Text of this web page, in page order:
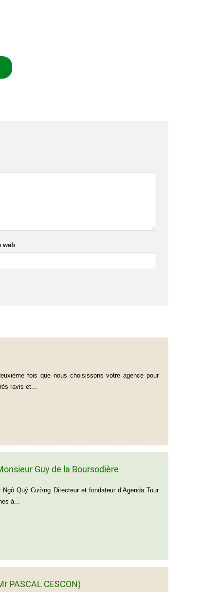
web
fois que nous choisissons votre agence pour
ravis et...
Guy de la Boursodière
Quý Cường Directeur et fondateur d’Agenda Tour
à...
PASCAL CESCON)